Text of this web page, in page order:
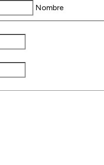
Nombre